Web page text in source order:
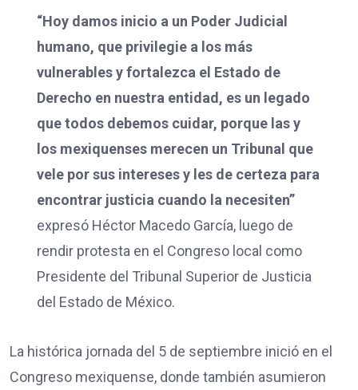
“Hoy damos inicio a un Poder Judicial
humano, que privilegie a los más
vulnerables y fortalezca el Estado de
Derecho en nuestra entidad, es un legado
que todos debemos cuidar, porque las y
los mexiquenses merecen un Tribunal que
vele por sus intereses y les de certeza para
encontrar justicia cuando la necesiten”
expresó Héctor Macedo García, luego de
rendir protesta en el Congreso local como
Presidente del Tribunal Superior de Justicia
del Estado de México.
La histórica jornada del 5 de septiembre inició en el
Congreso mexiquense, donde también asumieron